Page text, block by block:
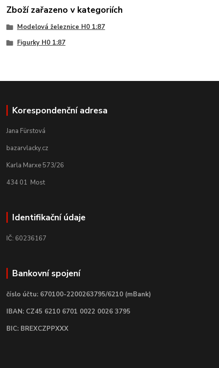
Zboží zařazeno v kategoriích
Modelová železnice H0 1:87
Figurky H0 1:87
Korespondenční adresa
Jana Fürstová
bazarvlacky.cz
Karla Marxe 573/26
434 01 Most
Identifikační údaje
IČ: 60236167
Bankovní spojení
číslo účtu: 670100-2200263795/6210 (mBank)
IBAN: CZ45 6210 6701 0022 0026 3795
BIC: BREXCZPPXXX